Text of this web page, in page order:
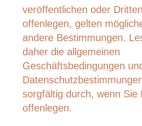
veröffentlichen oder
offenlegen, gelten
andere Bestimmungen.
daher die allgemeinen
Geschäftsbedingungen
sorgfältig durch, wenn Sie
offenlegen.